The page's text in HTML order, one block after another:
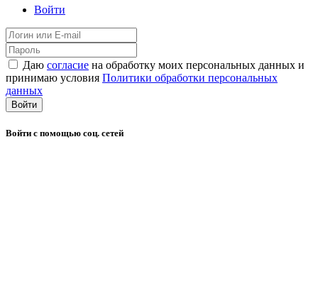
Войти
Даю согласие на обработку моих персональных данных и
принимаю условия Политики обработки персональных
данных
Войти
Войти с помощью соц. сетей